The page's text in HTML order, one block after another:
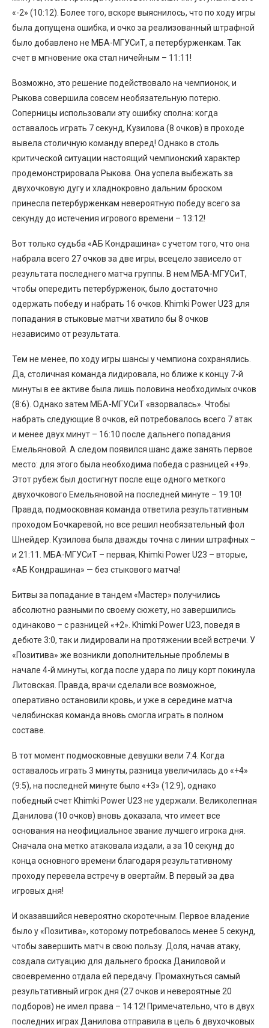
«-2» (10:12). Более того, вскоре выяснилось, что по ходу игры
была допущена ошибка, и очко за реализованный штрафной
было добавлено не МБА-МГУСиТ, а петербурженкам. Так
счет в мгновение ока стал ничейным – 11:11!
Возможно, это решение подействовало на чемпионок, и
Рыкова совершила совсем необязательную потерю.
Соперницы использовали эту ошибку сполна: когда
оставалось играть 7 секунд, Кузилова (8 очков) в проходе
вывела столичную команду вперед! Однако в столь
критической ситуации настоящий чемпионский характер
продемонстрировала Рыкова. Она успела выбежать за
двухочковую дугу и хладнокровно дальним броском
принесла петербурженкам невероятную победу всего за
секунду до истечения игрового времени – 13:12!
Вот только судьба «АБ Кондрашина» с учетом того, что она
набрала всего 27 очков за две игры, всецело зависело от
результата последнего матча группы. В нем МБА-МГУСиТ,
чтобы опередить петербурженок, было достаточно
одержать победу и набрать 16 очков. Khimki Power U23 для
попадания в стыковые матчи хватило бы 8 очков
независимо от результата.
Тем не менее, по ходу игры шансы у чемпиона сохранялись.
Да, столичная команда лидировала, но ближе к концу 7-й
минуты в ее активе была лишь половина необходимых очков
(8:6). Однако затем МБА-МГУСиТ «взорвалась». Чтобы
набрать следующие 8 очков, ей потребовалось всего 7 атак
и менее двух минут – 16:10 после дальнего попадания
Емельяновой. А следом появился шанс даже занять первое
место: для этого была необходима победа с разницей «+9».
Этот рубеж был достигнут после еще одного меткого
двухочкового Емельяновой на последней минуте – 19:10!
Правда, подмосковная команда ответила результативным
проходом Бочкаревой, но все решил необязательный фол
Шнейдер. Кузилова была дважды точна с линии штрафных –
и 21:11. МБА-МГУСиТ – первая, Khimki Power U23 – вторые,
«АБ Кондрашина» — без стыкового матча!
Битвы за попадание в тандем «Мастер» получились
абсолютно разными по своему сюжету, но завершились
одинаково – с разницей «+2». Khimki Power U23, поведя в
дебюте 3:0, так и лидировали на протяжении всей встречи. У
«Позитива» же возникли дополнительные проблемы в
начале 4-й минуты, когда после удара по лицу корт покинула
Литовская. Правда, врачи сделали все возможное,
оперативно остановили кровь, и уже в середине матча
челябинская команда вновь смогла играть в полном
составе.
В тот момент подмосковные девушки вели 7:4. Когда
оставалось играть 3 минуты, разница увеличилась до «+4»
(9:5), на последней минуте было «+3» (12:9), однако
победный счет Khimki Power U23 не удержали. Великолепная
Данилова (10 очков) вновь доказала, что имеет все
основания на неофициальное звание лучшего игрока дня.
Сначала она метко атаковала издали, а за 10 секунд до
конца основного времени благодаря результативному
проходу перевела встречу в овертайм. В первый за два
игровых дня!
И оказавшийся невероятно скоротечным. Первое владение
было у «Позитива», которому потребовалось менее 5 секунд,
чтобы завершить матч в свою пользу. Доля, начав атаку,
создала ситуацию для дальнего броска Даниловой и
своевременно отдала ей передачу. Промахнуться самый
результативный игрок дня (27 очков и невероятные 20
подборов) не имел права – 14:12! Примечательно, что в двух
последних играх Данилова отправила в цель 6 двухочковых